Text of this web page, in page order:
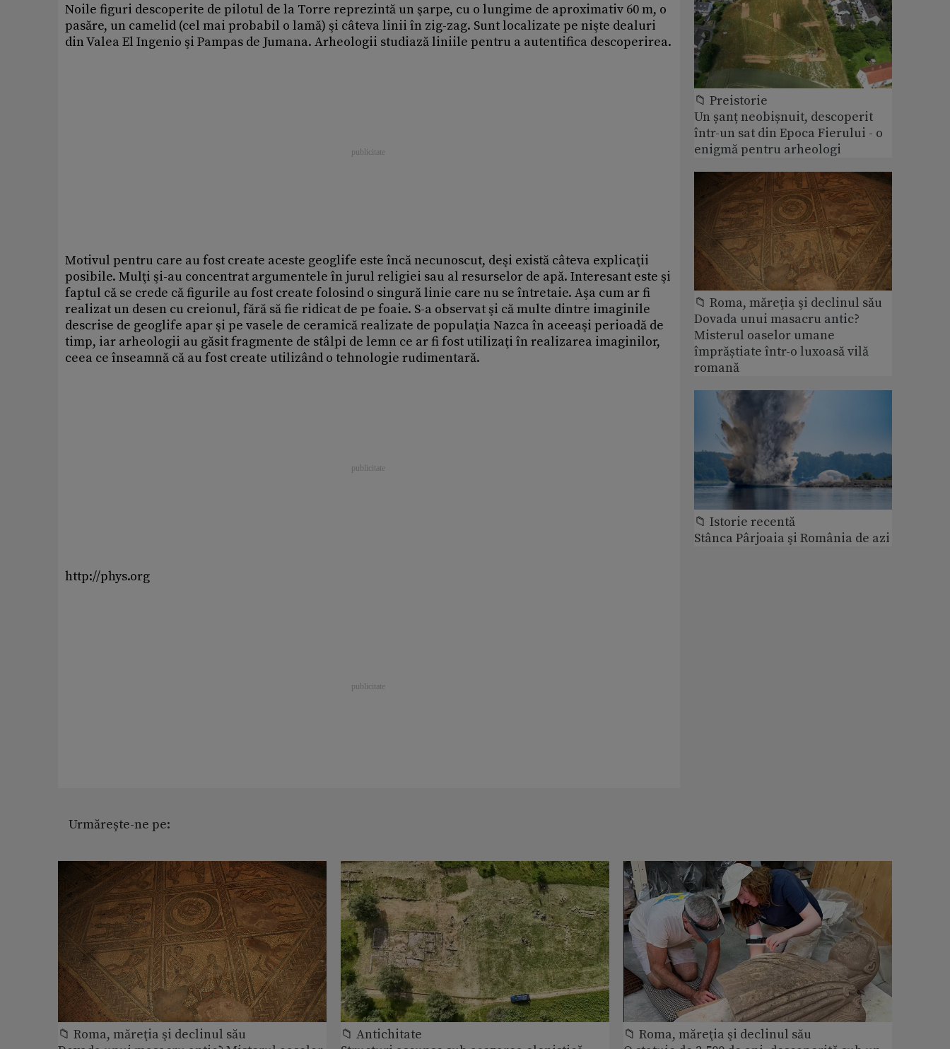
Noile figuri descoperite de pilotul de la Torre reprezintă un şarpe, cu o lungime de aproximativ 60 m, o
pasăre, un camelid (cel mai probabil o lamă) şi câteva linii în zig-zag. Sunt localizate pe nişte dealuri
din Valea El Ingenio şi Pampas de Jumana. Arheologii studiază liniile pentru a autentifica descoperirea.
Motivul pentru care au fost create aceste geoglife este încă necunoscut, deşi există câteva explicaţii
posibile. Mulţi şi-au concentrat argumentele în jurul religiei sau al resurselor de apă. Interesant este şi
faptul că se crede că figurile au fost create folosind o singură linie care nu se întretaie. Aşa cum ar fi
realizat un desen cu creionul, fără să fie ridicat de pe foaie. S-a observat şi că multe dintre imaginile
descrise de geoglife apar şi pe vasele de ceramică realizate de populaţia Nazca în aceeaşi perioadă de
timp, iar arheologii au găsit fragmente de stâlpi de lemn ce ar fi fost utilizaţi în realizarea imaginilor,
ceea ce înseamnă că au fost create utilizând o tehnologie rudimentară.
http://phys.org
Urmărește-ne pe:
📁 Preistorie
Un șanț neobișnuit, descoperit
într-un sat din Epoca Fierului - o
enigmă pentru arheologi
📁 Roma, măreţia şi declinul său
Dovada unui masacru antic?
Misterul oaselor umane
împrăștiate într-o luxoasă vilă
romană
📁 Istorie recentă
Stânca Pârjoaia şi România de azi
📁 Roma, măreţia şi declinul său
📁 Antichitate
📁 Roma, măreţia şi declinul său